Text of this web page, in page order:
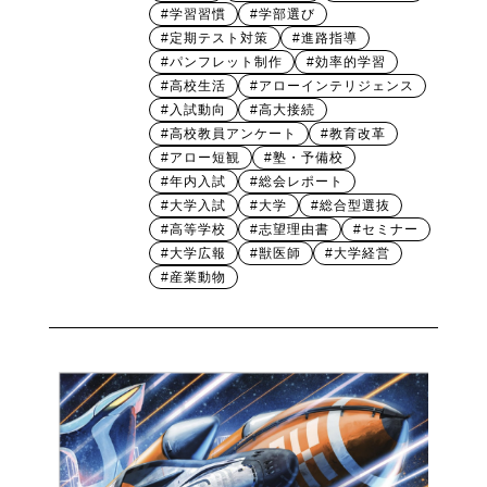
#学習習慣
#学部選び
#定期テスト対策
#進路指導
#パンフレット制作
#効率的学習
#高校生活
#アローインテリジェンス
#入試動向
#高大接続
#高校教員アンケート
#教育改革
#アロー短観
#塾・予備校
#年内入試
#総会レポート
#大学入試
#大学
#総合型選抜
#高等学校
#志望理由書
#セミナー
#大学広報
#獣医師
#大学経営
#産業動物